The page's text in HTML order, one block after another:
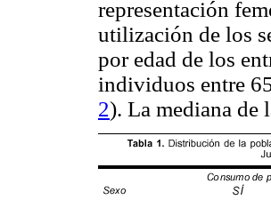
representación
utilización de los
por edad de los
individuos entre
2). La mediana de